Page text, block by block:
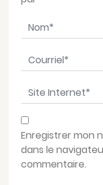
Nom*
Courriel*
Site Internet*
Enregistrer mon
dans le
commentaire.